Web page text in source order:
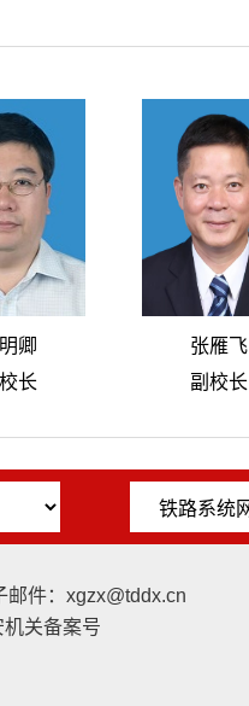
卿
长
张雁飞
副校长
件：xgzx@tddx.cn
关备案号